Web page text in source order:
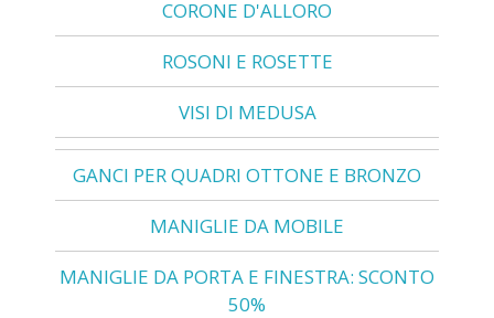
CORONE D'ALLORO
ROSONI E ROSETTE
VISI DI MEDUSA
GANCI PER QUADRI OTTONE E BRONZO
MANIGLIE DA MOBILE
MANIGLIE DA PORTA E FINESTRA: SCONTO
50%